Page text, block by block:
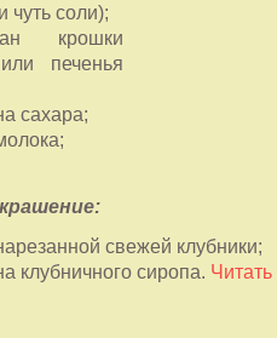
чуть соли);
крошки
печенья
сахара;
свежей клубники;
клубничного сиропа.